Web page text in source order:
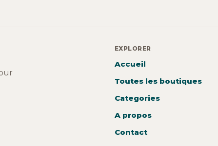
EXPLORER
Accueil
Toutes les boutiques
Categories
A propos
Contact